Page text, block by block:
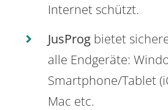
Internet schützt.
JusProg bietet
alle Endgeräte:
Smartphone/Tablet
Mac etc.